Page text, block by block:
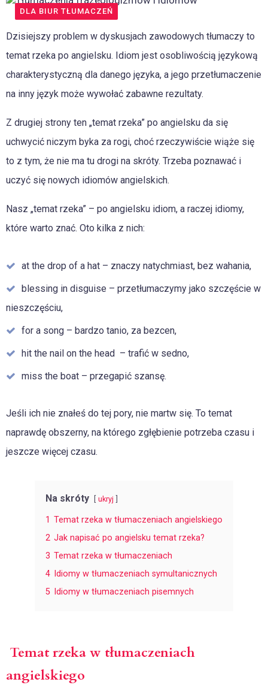
DLA BIUR TŁUMACZEŃ
Dzisiejszy problem w dyskusjach zawodowych tłumaczy to
temat rzeka po angielsku. Idiom jest osobliwością językową
charakterystyczną dla danego języka, a jego przetłumaczenie
na inny język może wywołać zabawne rezultaty.
Z drugiej strony ten „temat rzeka” po angielsku da się
uchwycić niczym byka za rogi, choć rzeczywiście wiąże się
to z tym, że nie ma tu drogi na skróty. Trzeba poznawać i
uczyć się nowych idiomów angielskich.
Nasz „temat rzeka” – po angielsku idiom, a raczej idiomy,
które warto znać. Oto kilka z nich:
at the drop of a hat – znaczy natychmiast, bez wahania,
blessing in disguise – przetłumaczymy jako szczęście w
nieszczęściu,
for a song – bardzo tanio, za bezcen,
hit the nail on the head – trafić w sedno,
miss the boat – przegapić szansę.
Jeśli ich nie znałeś do tej pory, nie martw się. To temat
naprawdę obszerny, na którego zgłębienie potrzeba czasu i
jeszcze więcej czasu.
Na skróty ukryj
1 Temat rzeka w tłumaczeniach angielskiego
2 Jak napisać po angielsku temat rzeka?
3 Temat rzeka w tłumaczeniach
4 Idiomy w tłumaczeniach symultanicznych
5 Idiomy w tłumaczeniach pisemnych
Temat rzeka w tłumaczeniach
angielskiego